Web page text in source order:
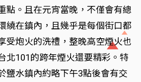
點。且在元宵當晚，不僅會有總
繞在鎮內，且幾乎是每個街口都
受炮火的洗禮，整晚高空煙火也
北101的跨年煙火還要精彩。特
鹽水鎮內約略下午3點後會有交